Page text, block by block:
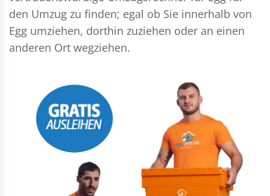
den Umzug zu finden; egal ob Sie innerhalb von
Egg umziehen, dorthin zuziehen oder an einen
anderen Ort wegziehen.